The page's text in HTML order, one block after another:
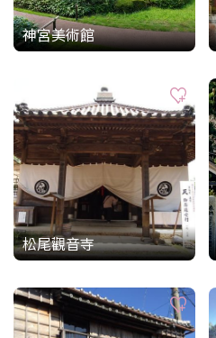
神宮美術館
松尾觀音寺